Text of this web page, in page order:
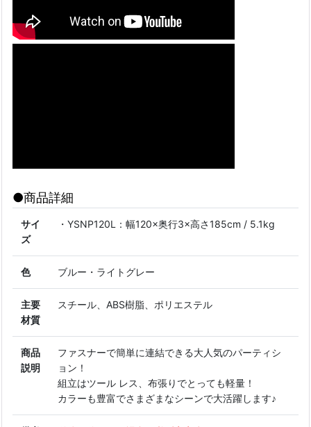
●商品詳細
サイ
ズ
・YSNP120L：幅120×奥行3×高さ185cm / 5.1kg
色 ブルー・ライトグレー
主要
材質
スチール、ABS樹脂、ポリエステル
商品
説明
ファスナーで簡単に連結できる大人気のパーティシ
ョン！
組立はツール レス、布張りでとっても軽量！
カラーも豊富でさまざまなシーンで大活躍します♪